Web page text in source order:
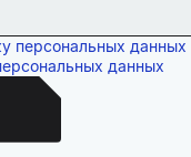
персональных данных
данных